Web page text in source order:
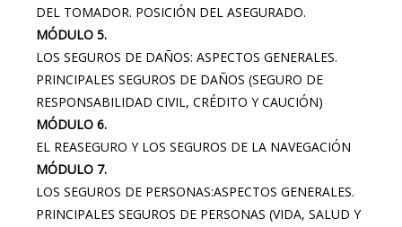
DEL TOMADOR. POSICIÓN DEL ASEGURADO.
MÓDULO 5.
LOS SEGUROS DE DAÑOS: ASPECTOS GENERALES.
PRINCIPALES SEGUROS DE DAÑOS (SEGURO DE
RESPONSABILIDAD CIVIL, CRÉDITO Y CAUCIÓN)
MÓDULO 6.
EL REASEGURO Y LOS SEGUROS DE LA NAVEGACIÓN
MÓDULO 7.
LOS SEGUROS DE PERSONAS:ASPECTOS GENERALES.
PRINCIPALES SEGUROS DE PERSONAS (VIDA, SALUD Y